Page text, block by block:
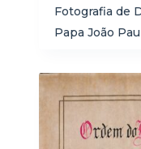
Fotografia de
Papa João